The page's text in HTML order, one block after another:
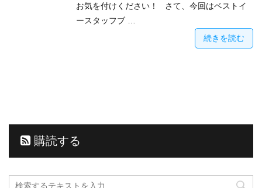
お気を付けください！ さて、今回はベストイ
ースタッフブ …
続きを読む
購読する